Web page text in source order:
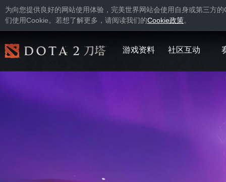
为向您提供良好的网站使用体验，完美世界网站会使用自身或第三方的
们使用Cookie。若想了解更多，请阅读我们的Cookie政策。
游戏资料 社区互动